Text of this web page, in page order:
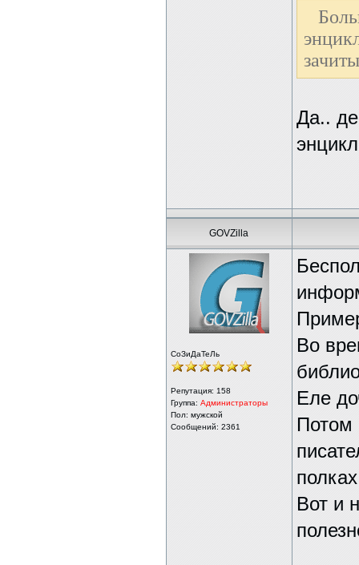
Да..
GOVZilla
СоЗиДаТеЛь
Репутация: 158
Группа: Администраторы
Пол: мужской
Сообщений: 2361
Во
Еле
Потом
Вот и